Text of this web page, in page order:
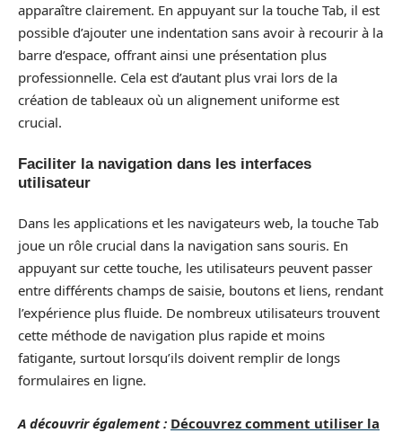
apparaître clairement. En appuyant sur la touche Tab, il est
possible d’ajouter une indentation sans avoir à recourir à la
barre d’espace, offrant ainsi une présentation plus
professionnelle. Cela est d’autant plus vrai lors de la
création de tableaux où un alignement uniforme est
crucial.
Faciliter la navigation dans les interfaces
utilisateur
Dans les applications et les navigateurs web, la touche Tab
joue un rôle crucial dans la navigation sans souris. En
appuyant sur cette touche, les utilisateurs peuvent passer
entre différents champs de saisie, boutons et liens, rendant
l’expérience plus fluide. De nombreux utilisateurs trouvent
cette méthode de navigation plus rapide et moins
fatigante, surtout lorsqu’ils doivent remplir de longs
formulaires en ligne.
A découvrir également : Découvrez comment utiliser la